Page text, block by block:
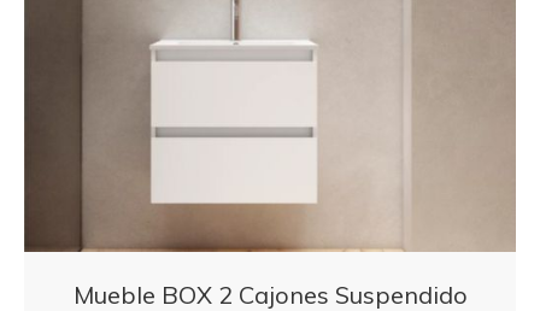
Mueble BOX 2 Cajones Suspendido